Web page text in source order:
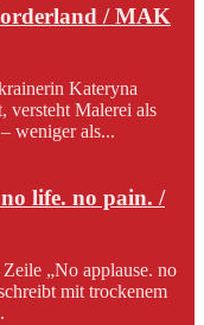
/ MAK
Kateryna
versteht Malerei als
weniger als...
life. no pain. /
„No applause. no
mit trockenem